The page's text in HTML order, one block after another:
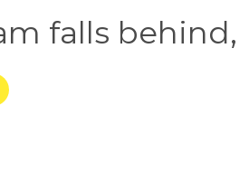
falls behind,